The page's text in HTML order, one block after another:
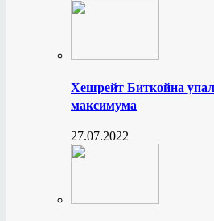
Хешрейт Биткойна
максимума
27.07.2022